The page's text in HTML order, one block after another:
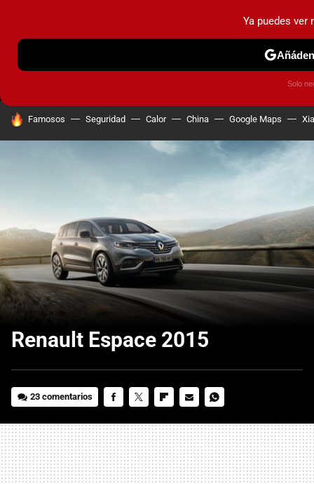
MENÚ NUEVO
F1
HOY SE HABLA DE
Famosos Seguridad Calor China Google Maps
Renault Espace 2015
23 comentarios
MAIL
Ya puedes ver
Solo